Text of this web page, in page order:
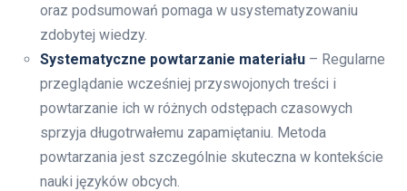
oraz podsumowań pomaga w usystematyzowaniu
zdobytej wiedzy.
Systematyczne powtarzanie materiału – Regularne
przeglądanie wcześniej przyswojonych treści i
powtarzanie ich w różnych odstępach czasowych
sprzyja długotrwałemu zapamiętaniu. Metoda
powtarzania jest szczególnie skuteczna w kontekście
nauki języków obcych.